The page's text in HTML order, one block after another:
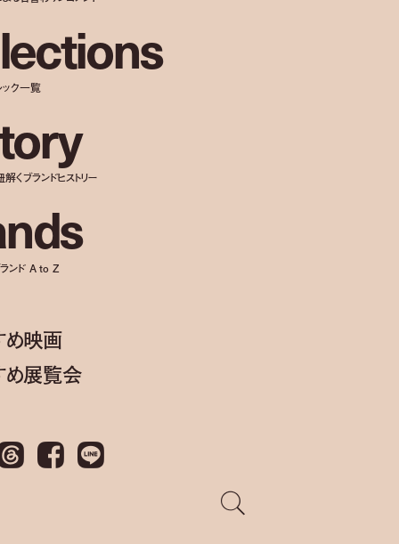
ections
ック一覧
ory
くブランドヒストリー
nds
ランド A to Z
映画
展覧会
Facebook LINE